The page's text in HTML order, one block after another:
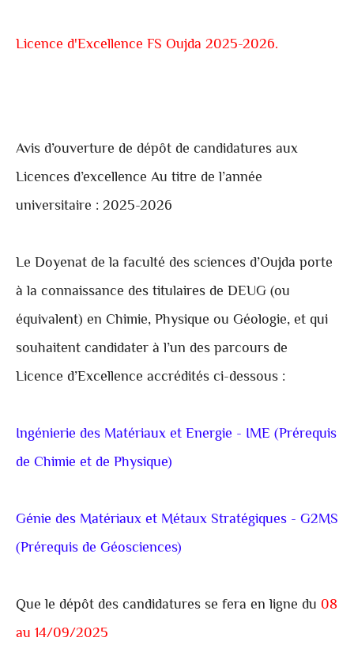
Licence d'Excellence FS Oujda 2025-2026.
Avis d’ouverture de dépôt de candidatures aux
Licences d’excellence Au titre de l’année
universitaire : 2025-2026
Le Doyenat de la faculté des sciences d’Oujda porte
à la connaissance des titulaires de DEUG (ou
équivalent) en Chimie, Physique ou Géologie, et qui
souhaitent candidater à l’un des parcours de
Licence d’Excellence accrédités ci-dessous :
Ingénierie des Matériaux et Energie - IME (Prérequis
de Chimie et de Physique)
Génie des Matériaux et Métaux Stratégiques - G2MS
(Prérequis de Géosciences)
Que le dépôt des candidatures se fera en ligne du 08
au 14/09/2025